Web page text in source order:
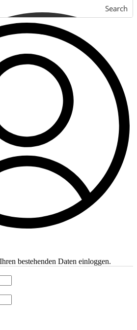
Search
bestehenden Daten einloggen.